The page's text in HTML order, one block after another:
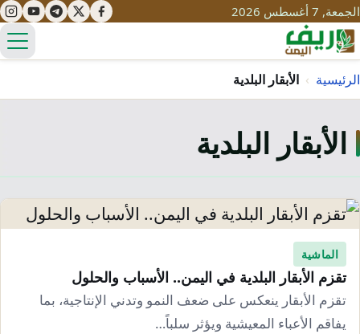
الجمعة, 7 أغسطس 2026
تعليم
مياه
طرُق
قصص نجاح
مبادرات
سياحة
تراث
ثقافة
التغير المناخي
محميات
التلوث
تحديات
حلول
الرئيسية › الأبقار البلدية
الأبقار البلدية
الماشية
تقزم الأبقار البلدية في اليمن.. الأسباب والحلول
تقزم الأبقار ينعكس على ضعف النمو وتدني الإنتاجية، بما
يفاقم الأعباء المعيشية ويؤثر سلباً…